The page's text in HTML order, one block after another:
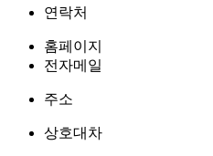
연락처
홈페이지
전자메일
주소
상호대차